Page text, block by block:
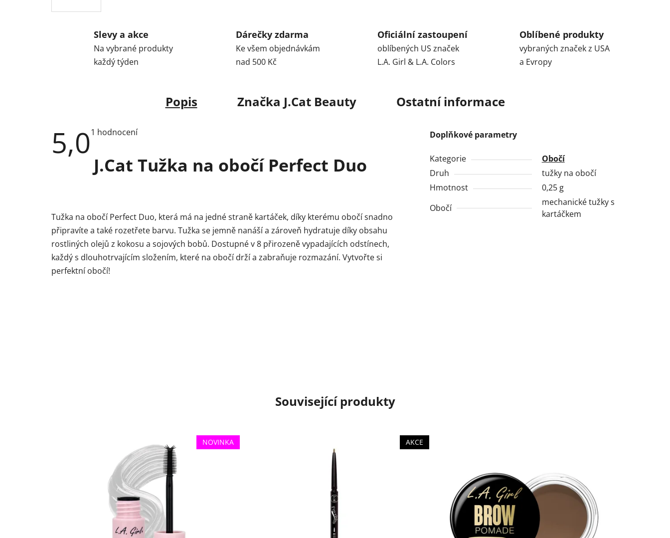
Slevy a akce
Na vybrané produkty
každý týden
Dárečky zdarma
Ke všem objednávkám
nad 500 Kč
Oficiální zastoupení
oblíbených US značek
L.A. Girl & L.A. Colors
Oblíbené produkty
vybraných značek z USA
a Evropy
Popis Značka J.Cat Beauty Ostatní informace
5,0Průměrné
z
1 hodnocení
J.Cat Tužka na obočí Perfect Duo
Tužka na obočí Perfect Duo, která má na jedné straně kartáček, díky kterému obočí snadno
připravíte a také rozetřete barvu. Tužka se jemně nanáší a zároveň hydratuje díky obsahu
rostliných olejů z kokosu a sojových bobů. Dostupné v 8 přirozeně vypadajících odstínech,
každý s dlouhotrvajícím složením, které na obočí drží a zabraňuje rozmazání. Vytvořte si
perfektní obočí!
Doplňkové parametry
Kategorie
Obočí
Druh
tužky na obočí
Hmotnost
0,25 g
Obočí
mechanické tužky s
kartáčkem
Související produkty
NOVINKA AKCE